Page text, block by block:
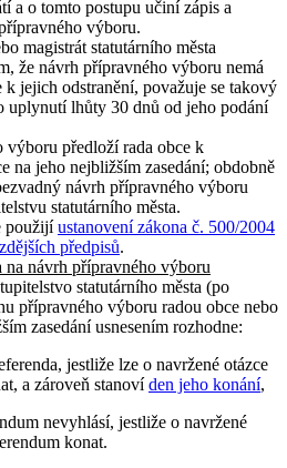
a o tomto postupu učiní zápis a
výboru.
magistrát statutárního města
že návrh přípravného výboru nemá
k jejich odstranění, považuje se takový
uplynutí lhůty 30 dnů od jeho podání
předloží rada obce k
na jeho nejbližším zasedání; obdobně
návrh přípravného výboru
statutárního města.
použijíustanovení zákona č. 500/2004
předpisů.
na návrh přípravného výboru
statutárního města (po
přípravného výboru radou obce nebo
zasedání usnesením rozhodne:
jestliže lze o navržené otázce
a zároveň stanovíden jeho konání,
nevyhlásí, jestliže o navržené
konat.